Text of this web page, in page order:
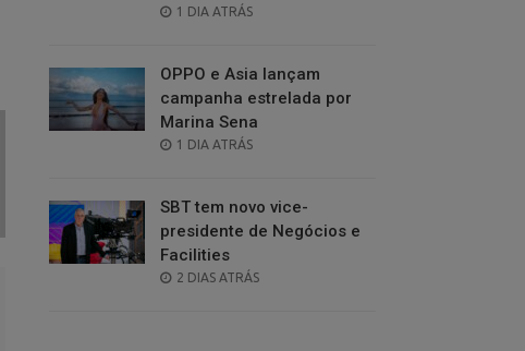
POSTED
1 DIA ATRÁS
OPPO e Asia lançam
campanha estrelada por
Marina Sena
POSTED
1 DIA ATRÁS
SBT tem novo vice-
presidente de Negócios e
Facilities
POSTED
2 DIAS ATRÁS